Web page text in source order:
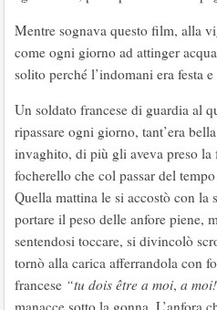
Mentre sognava questo film, alla
come ogni giorno ad attinger
solito perché l’indomani era festa
Un soldato francese di guardia al
ripassare ogni giorno, tant’era
invaghito, di più gli aveva preso la
focherello che col passar del
Quella mattina le si accostò con la
portare il peso delle anfore piene,
sentendosi toccare, si divincolò
tornò alla carica afferrandola con
francese “tu dois être a moi, a
manacce sotto la gonna. L’anfora